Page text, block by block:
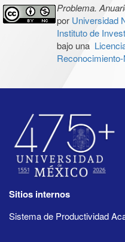
Problema.
por Universidad
Instituto de
bajo una
Sitios internos
Sistema de Productividad